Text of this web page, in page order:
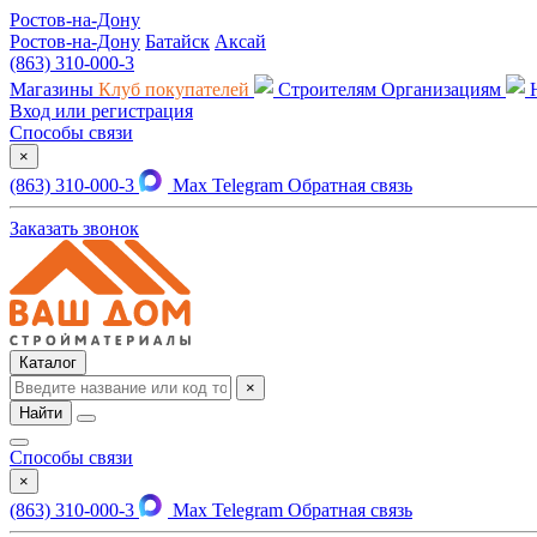
Ростов-на-Дону
Ростов-на-Дону Батайск Аксай
(863) 310-000-3
Магазины Клуб покупателей Строителям Организациям
Вход или регистрация
Способы связи
×
(863) 310-000-3 Max Telegram Обратная связь
Заказать звонок
Каталог
×
Найти
Способы связи
×
(863) 310-000-3 Max Telegram Обратная связь